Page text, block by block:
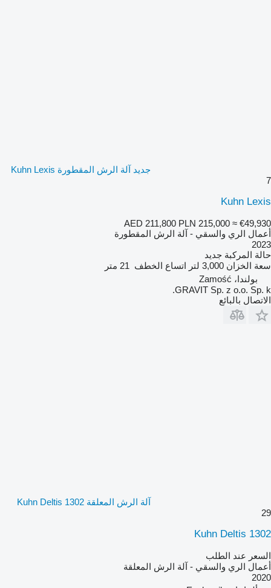
جديد آلة الرش المقطورة Kuhn Lexis
7
Kuhn Lexis
AED 211,800 PLN 215,000 ≈ €49,930
أعمال الري والسقي - آلة الرش المقطورة
2023
حالة المركبة جديد
سعة الخزان 3,000 لتر اتساع الخطف 21 متر
بولندا، Zamość
GRAVIT Sp. z o.o. Sp. k.
الاتصال بالبائع
آلة الرش المعلقة Kuhn Deltis 1302
29
Kuhn Deltis 1302
السعر عند الطلب
أعمال الري والسقي - آلة الرش المعلقة
2020